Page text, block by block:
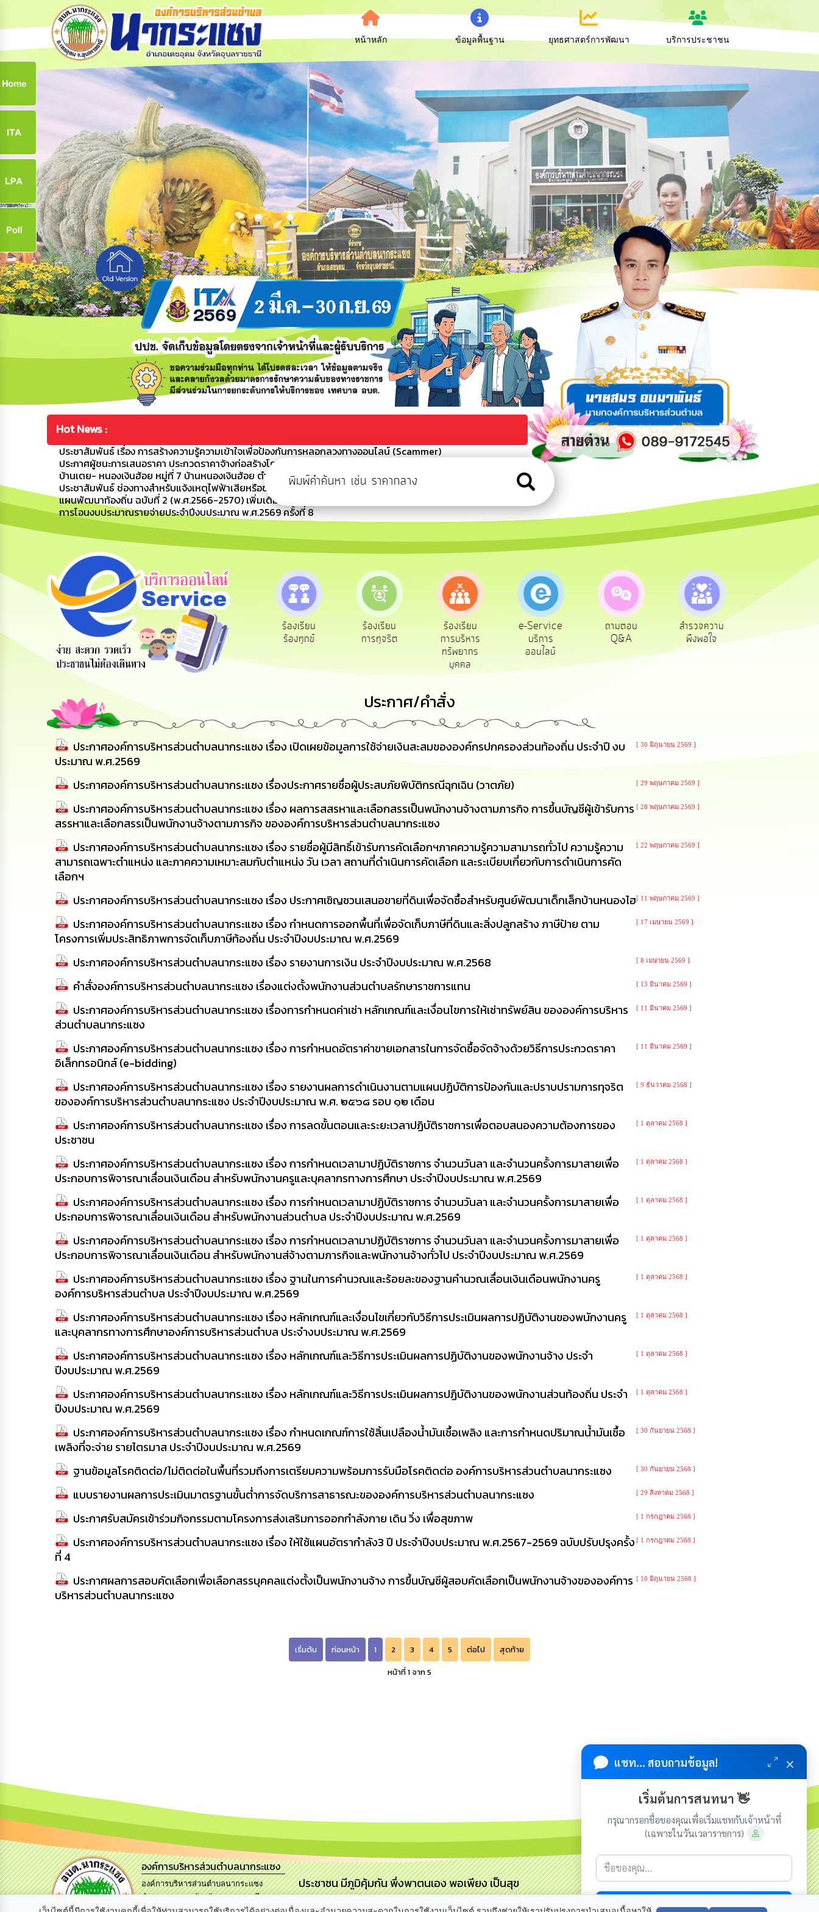
หน้าหลัก ข้อมูลพื้นฐาน ยุทธศาสตร์การพัฒนา บริการประชาชน
Hot News :
ประชาสัมพันธ์ เรื่อง การสร้างความรู้ความเข้าใจเพื่อป้องกันการหลอกลวงทางออนไลน์ (Scammer)
ประกาศผู้ชนะการเสนอราคา ประกวดราคาจ้างก่อสร้างโครงการปรับปรุงถนนคอนกรีตเสริมเหล็ก (ปูผิวแอสฟัลท์คอนกรีต) สาย
บ้านเตย- หนองเงินฮ้อย หมู่ที่ 7 บ้านหนองเงินฮ้อย ตำบลนากระแซง รหัสทางหลวงท้องถิ่น อบ.ถ.114-0
ประชาสัมพันธ์ ช่องทางสำหรับแจ้งเหตุไฟฟ้าเสียหรือขัดข้อง โทร 045210252 ต่อ 8343
แผนพัฒนาท้องถิ่น ฉบับที่ 2 (พ.ศ.2566-2570) เพิ่มเติม (ครั้งที่ 3/2569)
การโอนงบประมาณรายจ่ายประจำปีงบประมาณ พ.ศ.2569 ครั้งที่ 8
สายด่วนผู้
บริหาร
รับฟังความ
คิดเห็น
ประชาชน
ร้องเรียน
ร้องทุกข์
ร้องเรียน
การทุจริต
ร้องเรียน
การบริหาร
e-Service
บริการ
ออนไลน์
ถามตอบ
Q&A
สำรวจความ
พึงพอใจ
ผู้รับเบีย
ยังชีพ
ประเมินภาษี
ท้องถิ่น
ประกาศ/คำสั่ง
ประกาศองค์การบริหารส่วนตำบลนากระแซง เรื่อง เปิดเผยข้อมูลการใช้จ่ายเงินสะสมขององค์กรปกครองส่วนท้องถิ่น ประจำปี งบ
ประมาณ พ.ศ.2569
[ 30 มิถุนายน 2569 ]
ประกาศองค์การบริหารส่วนตำบลนากระแซง เรื่องประกาศรายชื่อผู้ประสบภัยพิบัติกรณีฉุกเฉิน (วาตภัย) [ 29 พฤษภาคม 2569 ]
ประกาศองค์การบริหารส่วนตำบลนากระแซง เรื่อง ผลการสสรหาและเลือกสรรเป็นพนักงานจ้างตามภารกิจ การขึ้นบัญชีผู้เข้ารับการ
สรรหาและเลือกสรรเป็นพนักงานจ้างตามภารกิจ ขององค์การบริหารส่วนตำบลนากระแซง
[ 28 พฤษภาคม 2569 ]
ประกาศองค์การบริหารส่วนตำบลนากระแซง เรื่อง รายชื่อผู้มีสิทธิ์เข้ารับการคัดเลือกฯภาคความรู้ความสามารถทั่วไป ความรู้ความ
สามารถเฉพาะตำแหน่ง และภาคความเหมาะสมกับตำแหน่ง วัน เวลา สถานที่ดำเนินการคัดเลือก และระเบียบเกี่ยวกับการดำเนินการคัด
เลือกฯ
[ 22 พฤษภาคม 2569 ]
ประกาศองค์การบริหารส่วนตำบลนากระแซง เรื่อง ประกาศเชิญชวนเสนอขายที่ดินเพื่อจัดซื้อสำหรับศูนย์พัฒนาเด็กเล็กบ้านหนองไฮ[ 11 พฤษภาคม 2569 ]
ประกาศองค์การบริหารส่วนตำบลนากระแซง เรื่อง กำหนดการออกพื้นที่เพื่อจัดเก็บภาษีที่ดินและสิ่งปลูกสร้าง ภาษีป้าย ตาม
โครงการเพิ่มประสิทธิภาพการจัดเก็บภาษีท้องถิ่น ประจำปีงบประมาณ พ.ศ.2569
[ 17 เมษายน 2569 ]
ประกาศองค์การบริหารส่วนตำบลนากระแซง เรื่อง รายงานการเงิน ประจำปีงบประมาณ พ.ศ.2568 [ 8 เมษายน 2569 ]
คำสั่งองค์การบริหารส่วนตำบลนากระแซง เรื่องแต่งตั้งพนักงานส่วนตำบลรักษาราชการแทน [ 13 มีนาคม 2569 ]
ประกาศองค์การบริหารส่วนตำบลนากระแซง เรื่องการกำหนดค่าเช่า หลักเกณฑ์และเงื่อนไขการให้เช่าทรัพย์สิน ขององค์การบริหาร
ส่วนตำบลนากระแซง
[ 11 มีนาคม 2569 ]
ประกาศองค์การบริหารส่วนตำบลนากระแซง เรื่อง การกำหนดอัตราค่าขายเอกสารในการจัดซื้อจัดจ้างด้วยวิธีการประกวดราคา
อิเล็กทรอนิกส์ (e-bidding)
[ 11 มีนาคม 2569 ]
ประกาศองค์การบริหารส่วนตำบลนากระแซง เรื่อง รายงานผลการดำเนินงานตามแผนปฏิบัติการป้องกันและปราบปรามการทุจริต
ขององค์การบริหารส่วนตำบลนากระแซง ประจำปีงบประมาณ พ.ศ. ๒๕๖๘ รอบ ๑๒ เดือน
[ 9 ธันวาคม 2568 ]
ประกาศองค์การบริหารส่วนตำบลนากระแซง เรื่อง การลดขั้นตอนและระยะเวลาปฏิบัติราชการเพื่อตอบสนองความต้องการของ
ประชาชน
[ 1 ตุลาคม 2568 ]
ประกาศองค์การบริหารส่วนตำบลนากระแซง เรื่อง การกำหนดเวลามาปฏิบัติราชการ จำนวนวันลา และจำนวนครั้งการมาสายเพื่อ
ประกอบการพิจารณาเลื่อนเงินเดือน สำหรับพนักงานครูและบุคลากรทางการศึกษา ประจำปีงบประมาณ พ.ศ.2569
[ 1 ตุลาคม 2568 ]
ประกาศองค์การบริหารส่วนตำบลนากระแซง เรื่อง การกำหนดเวลามาปฏิบัติราชการ จำนวนวันลา และจำนวนครั้งการมาสายเพื่อ
ประกอบการพิจารณาเลื่อนเงินเดือน สำหรับพนักงานส่วนตำบล ประจำปีงบประมาณ พ.ศ.2569
[ 1 ตุลาคม 2568 ]
ประกาศองค์การบริหารส่วนตำบลนากระแซง เรื่อง การกำหนดเวลามาปฏิบัติราชการ จำนวนวันลา และจำนวนครั้งการมาสายเพื่อ
ประกอบการพิจารณาเลื่อนเงินเดือน สำหรับพนักงานส่จ้างตามภารกิจและพนักงานจ้างทั่วไป ประจำปีงบประมาณ พ.ศ.2569
[ 1 ตุลาคม 2568 ]
ประกาศองค์การบริหารส่วนตำบลนากระแซง เรื่อง ฐานในการคำนวณและร้อยละของฐานคำนวณเลื่อนเงินเดือนพนักงานครู
องค์การบริหารส่วนตำบล ประจำปีงบประมาณ พ.ศ.2569
[ 1 ตุลาคม 2568 ]
ประกาศองค์การบริหารส่วนตำบลนากระแซง เรื่อง หลักเกณฑ์และเงื่อนไขเกี่ยวกับวิธีการประเมินผลการปฏิบัติงานของพนักงานครู
และบุคลากรทางการศึกษาองค์การบริหารส่วนตำบล ประจำงบประมาณ พ.ศ.2569
[ 1 ตุลาคม 2568 ]
ประกาศองค์การบริหารส่วนตำบลนากระแซง เรื่อง หลักเกณฑ์และวิธีการประเมินผลการปฏิบัติงานของพนักงานจ้าง ประจำ
ปีงบประมาณ พ.ศ.2569
[ 1 ตุลาคม 2568 ]
ประกาศองค์การบริหารส่วนตำบลนากระแซง เรื่อง หลักเกณฑ์และวิธีการประเมินผลการปฏิบัติงานของพนักงานส่วนท้องถิ่น ประจำ
ปีงบประมาณ พ.ศ.2569
[ 1 ตุลาคม 2568 ]
ประกาศองค์การบริหารส่วนตำบลนากระแซง เรื่อง กำหนดเกณฑ์การใช้สิ้นเปลืองน้ำมันเชื้อเพลิง และการกำหนดปริมาณน้ำมันเชื้อ
เพลิงที่จะจ่าย รายไตรมาส ประจำปีงบประมาณ พ.ศ.2569
[ 30 กันยายน 2568 ]
ฐานข้อมูลโรคติดต่อ/ไม่ติดต่อในพื้นที่รวมถึงการเตรียมความพร้อมการรับมือโรคติดต่อ องค์การบริหารส่วนตำบลนากระแซง [ 30 กันยายน 2568 ]
แบบรายงานผลการประเมินมาตรฐานขั้นต่ำการจัดบริการสาธารณะขององค์การบริหารส่วนตำบลนากระแซง [ 29 สิงหาคม 2568 ]
ประกาศรับสมัครเข้าร่วมกิจกรรมตามโครงการส่งเสริมการออกกำลังกาย เดิน วิ่ง เพื่อสุขภาพ [ 1 กรกฎาคม 2568 ]
ประกาศองค์การบริหารส่วนตำบลนากระแซง เรื่อง ให้ใช้แผนอัตรากำลัง3 ปี ประจำปีงบประมาณ พ.ศ.2567-2569 ฉบับปรับปรุงครั้ง
ที่ 4
[ 1 กรกฎาคม 2568 ]
ประกาศผลการสอบคัดเลือกเพื่อเลือกสรรบุคคลแต่งตั้งเป็นพนักงานจ้าง การขึ้นบัญชีผู้สอบคัดเลือกเป็นพนักงานจ้างขององค์การ
บริหารส่วนตำบลนากระแซง
[ 10 มิถุนายน 2568 ]
เริ่มต้น ก่อนหน้า 1 2 3 4 5 ต่อไป
สุดท้าย
หน้าที่ 1 จาก 5
องค์การบริหารส่วนตำบลนากระแซง
องค์การบริหารส่วนตำบลนากระแซง
อำเภอเดชอุดม จังหวัดอุบลราชธานี
ประชาชน มีภูมิคุ้มกัน พึ่งพาตนเอง พอเพียง เป็นสุข เกี่ยวกับเรา ติดต่อเรา
แชท... สอบถามข้อมูล! ×
เริ่มต้นการสนทนา 👋
กรุณากรอกชื่อของคุณเพื่อเริ่มแชทกับเจ้าหน้าที่
(เฉพาะในวันเวลาราชการ)